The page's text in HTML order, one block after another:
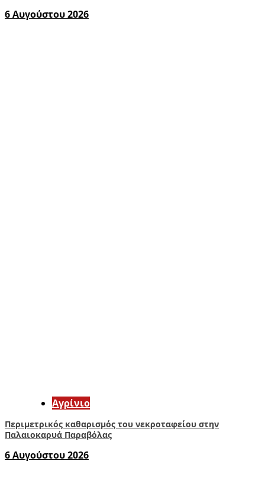
6 Αυγούστου 2026
Aγρίνιο
Περιμετρικός καθαρισμός του νεκροταφείου στην
Παλαιοκαρυά Παραβόλας
6 Αυγούστου 2026